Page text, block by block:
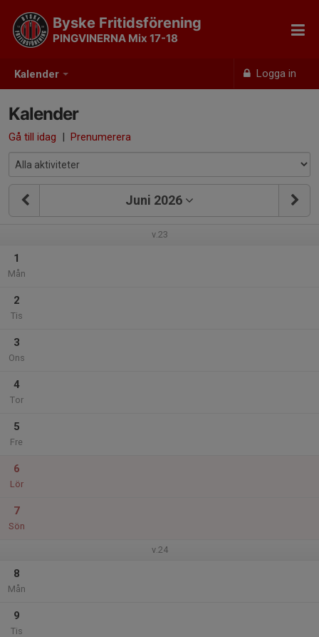
Kalender Logga in
Byske Fritidsförening
PINGVINERNA Mix 17-18
Kalender
Gå till idag | Prenumerera
Juni 2026
v.23
1
Mån
2
Tis
3
Ons
4
Tor
5
Fre
6
Lör
7
Sön
v.24
8
Mån
9
Tis